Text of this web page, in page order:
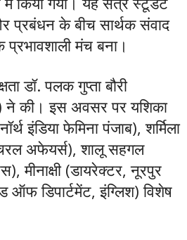
प्रबंधन के बीच सार्थक संवाद
प्रभावशाली मंच बना।
डॉ. पलक गुप्ता बौरी
ने की। इस अवसर पर यशिका
इंडिया फेमिना पंजाब), शर्मिला
अफेयर्स), शालू सहगल
मीनाक्षी (डायरेक्टर, नूरपुर
डिपार्टमेंट, इंग्लिश) विशेष